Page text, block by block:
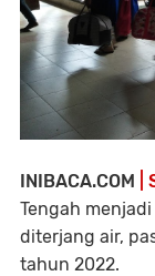
INIBACA.COM |
Tengah
diterjang air,
tahun 2022.